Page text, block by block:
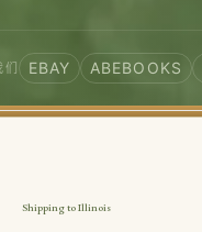
们 EBAY ABEBOOKS
Shipping to Illinois